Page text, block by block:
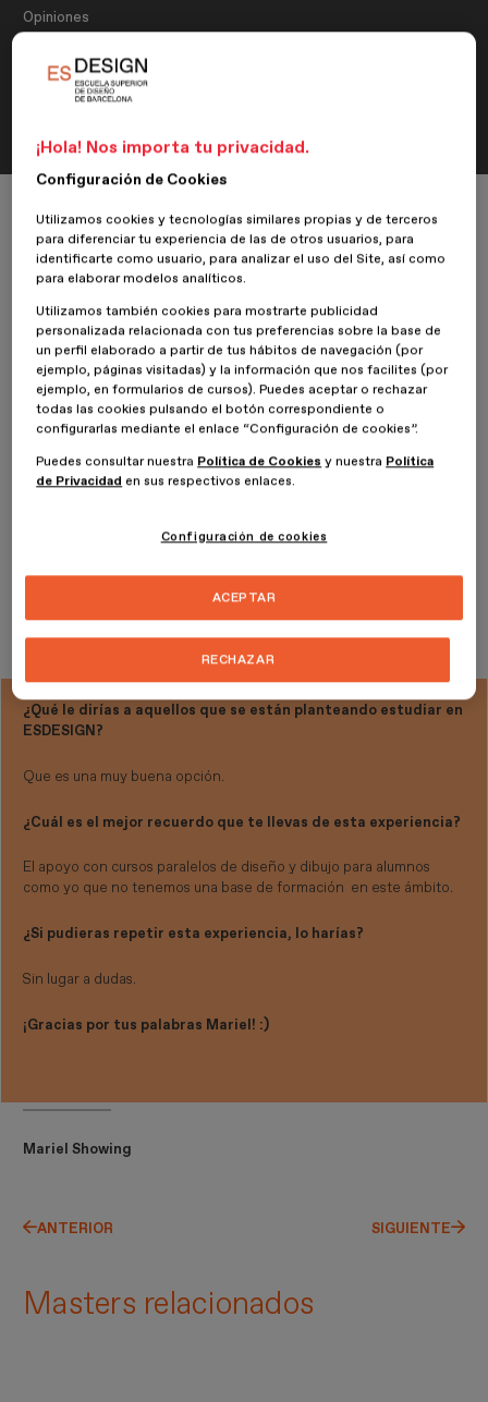
Opiniones
Opinión de Mariel Showing,
alumna del Máster en Diseño de
Opinión de Mariel Showing, alumna del Máster en Diseño de Interiores
20 Septiembre 2019 Mariel Showing
Nuestra alumnaMariel ShowingdelMáster en Diseño de
Interiores, nos da su opinión sobre su experiencia enESDESIGN
¿Por qué te decidiste por cursar un máster en ESDESIGN?
Me encantó la metodología de trabajo, el que todo sea virtual y
La variedad de cursos, de conocimiento, técnicos y práctico, los
cuales se han complementado a lo largo del máster.
¿Qué le dirías a aquellos que se están planteando estudiar en
ESDESIGN?
Que es una muy buena opción.
¿Cuál es el mejor recuerdo que te llevas de esta experiencia?
El apoyo con cursos paralelos de diseño y dibujo para alumnos
como yo que no tenemos una base de formación en este ámbito.
¿Si pudieras repetir esta experiencia, lo harías?
Sin lugar a dudas.
¡Gracias por tus palabras Mariel! :)
Mariel Showing
ANTERIOR SIGUIENTE
Masters relacionados
¡Hola! Nos importa tu privacidad.
Configuración de Cookies
Utilizamos cookies y tecnologías similares propias y de terceros
para diferenciar tu experiencia de las de otros usuarios, para
identificarte como usuario, para analizar el uso del Site, así como
para elaborar modelos analíticos.
Utilizamos también cookies para mostrarte publicidad
personalizada relacionada con tus preferencias sobre la base de
un perfil elaborado a partir de tus hábitos de navegación (por
ejemplo, páginas visitadas) y la información que nos facilites (por
ejemplo, en formularios de cursos). Puedes aceptar o rechazar
todas las cookies pulsando el botón correspondiente o
configurarlas mediante el enlace “Configuración de cookies”.
Puedes consultar nuestra Política de Cookies y nuestra Política
de Privacidad en sus respectivos enlaces.
Configuración de cookies
RECHAZAR
ACEPTAR